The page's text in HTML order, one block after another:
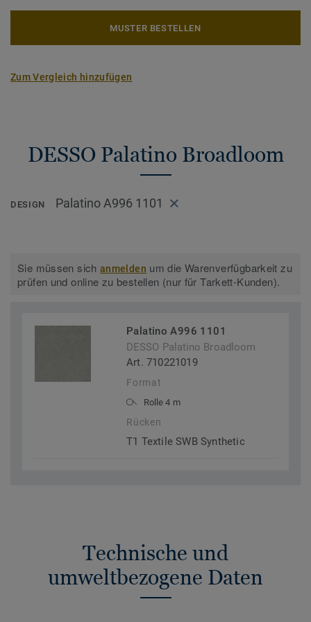
MUSTER BESTELLEN
Zum Vergleich hinzufügen
DESSO Palatino Broadloom
DESIGN Palatino A996 1101
Sie müssen sichanmelden um die Warenverfügbarkeit zu
prüfen und online zu bestellen (nur für Tarkett-Kunden).
Palatino A996 1101
DESSO Palatino Broadloom
Art. 710221019
Format
Rolle 4 m
Rücken
T1 Textile SWB Synthetic
Technische und
umweltbezogene Daten